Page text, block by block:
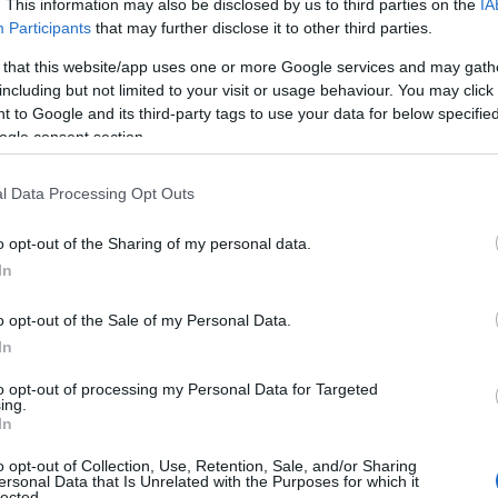
This information may also be disclosed by us to third parties on the
Participants that may further disclose it to other third parties.
that this website/app uses one or more Google services and may
but not limited to your visit or usage behaviour. You may
to Google and its third-party tags to use your data for below
consent section.
Data Processing Opt Outs
opt-out of the Sharing of my personal data.
opt-out of the Sale of my Personal Data.
opt-out of processing my Personal Data for Targeted
opt-out of Collection, Use, Retention, Sale, and/or Sharing
Data that Is Unrelated with the Purposes for which it
κινούμενου ποταμού που βλέπει μέσα από το
Advertisement -